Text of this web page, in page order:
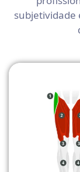
subjetividade